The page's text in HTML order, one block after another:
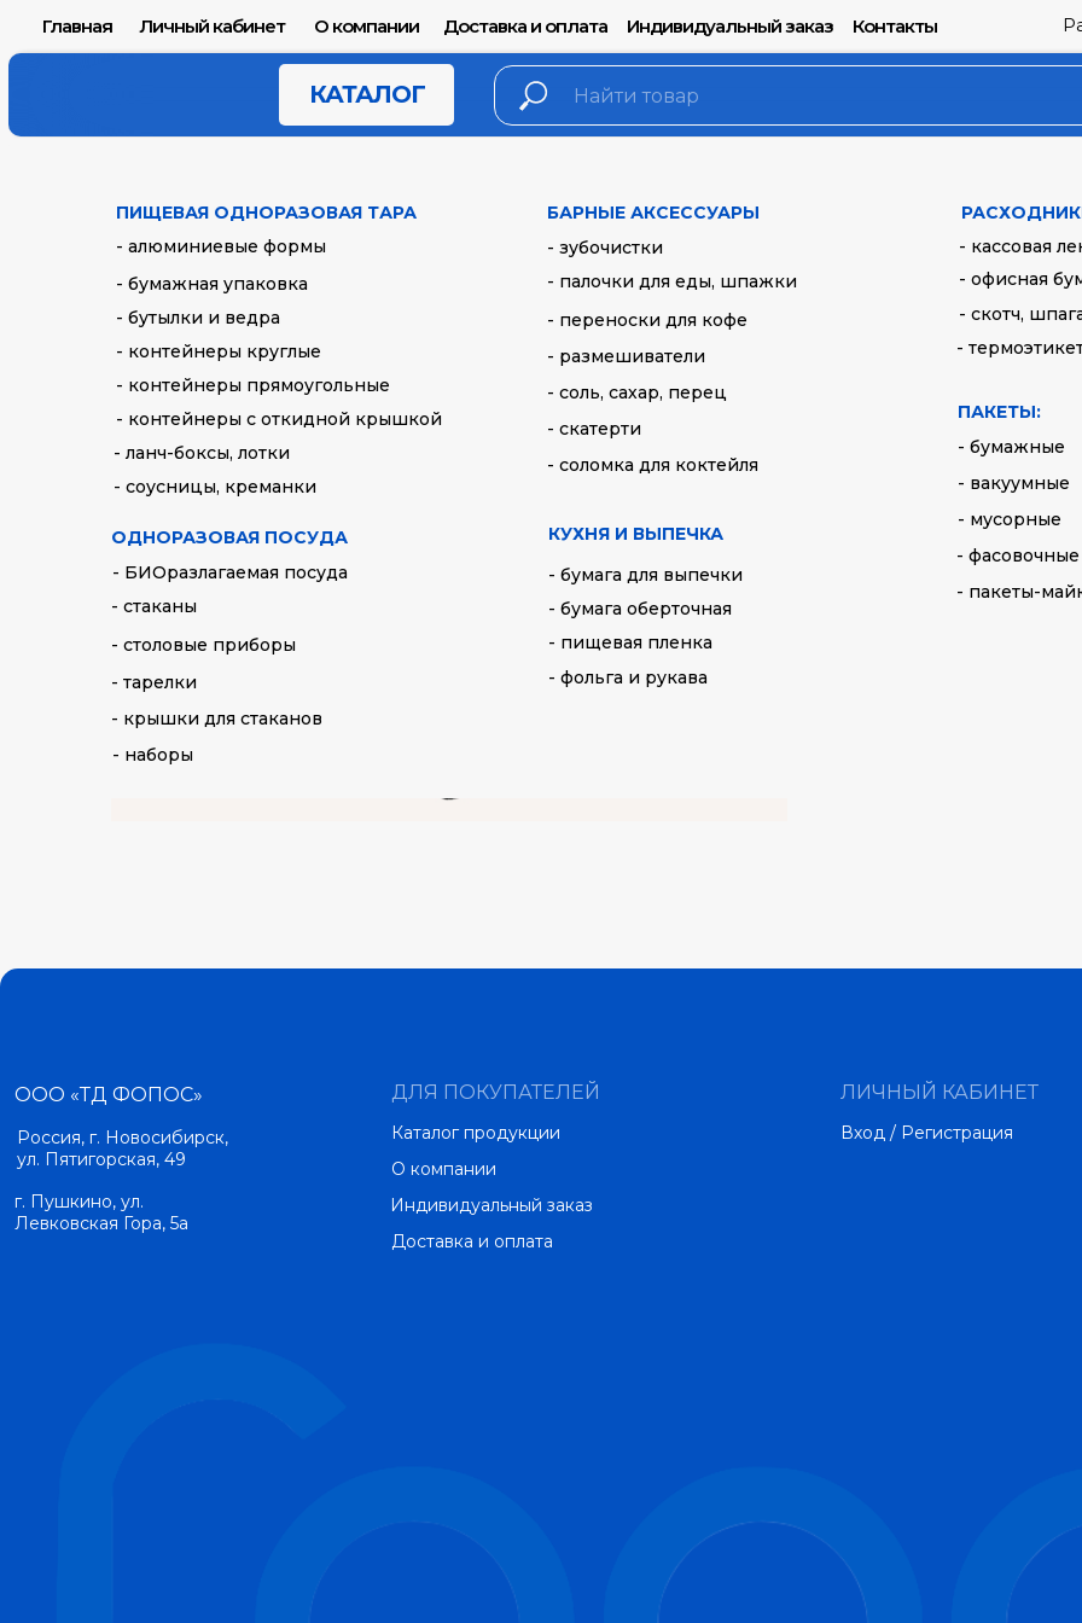
Доставка и оплата Контакты
Индивидуальный заказ
Личный кабинет
Главная О компании
КАТАЛОГ
ПИЩЕВАЯ ОДНОРАЗОВАЯ ТАРА
- бутылки и ведра
- контейнеры круглые
- контейнеры с откидной крышкой
- контейнеры прямоугольные
- соусницы, креманки
- ланч-боксы, лотки
КУХНЯ И ВЫПЕЧКА
- пищевая пленка
- фольга и рукава
- бумага для выпечки
- бумага оберточная
- кассовая
-
- скотч,
- офисная
ПАКЕТЫ:
- бумажные
- вакуумные
- мусорные
- фасовочные
- пакеты-
БАРНЫЕ АКСЕССУАРЫ
- зубочистки
- палочки для еды, шпажки
- переноски для кофе
- размешиватели
- соль, сахар, перец
- скатерти
- соломка для коктейля
ОДНОРАЗОВАЯ ПОСУДА
- БИОразлагаемая посуда
- стаканы
- крышки для стаканов
- наборы
- тарелки
- столовые приборы
- алюминиевые формы
- бумажная упаковка
ДЛЯ ПОКУПАТЕЛЕЙ
Каталог продукции
Доставка и оплата
ЛИЧНЫЙ КАБИНЕТ
Вход / Регистрация
О компании
Индивидуальный заказ
Россия, г. Новосибирск,
ул. Пятигорская, 49
г. Пушкино, ул.
Левковская Гора, 5а
ООО «ТД ФОПОС»